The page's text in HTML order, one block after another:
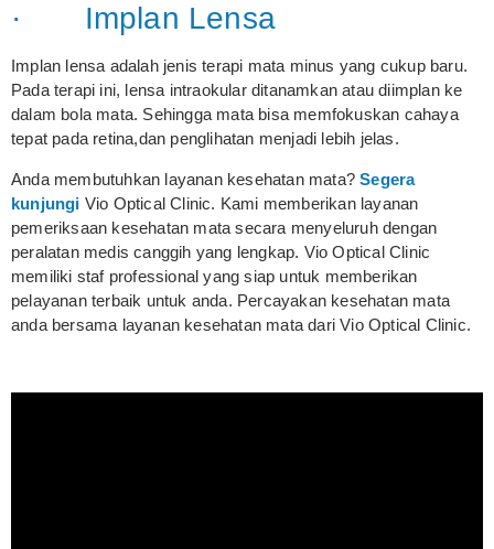
· Implan Lensa
Implan lensa adalah jenis terapi mata minus yang cukup baru.
Pada terapi ini, lensa intraokular ditanamkan atau diimplan ke
dalam bola mata. Sehingga mata bisa memfokuskan cahaya
tepat pada retina,dan penglihatan menjadi lebih jelas.
Anda membutuhkan layanan kesehatan mata?Segera
kunjungi Vio Optical Clinic. Kami memberikan layanan
pemeriksaan kesehatan mata secara menyeluruh dengan
peralatan medis canggih yang lengkap. Vio Optical Clinic
memiliki staf professional yang siap untuk memberikan
pelayanan terbaik untuk anda. Percayakan kesehatan mata
anda bersama layanan kesehatan mata dari Vio Optical Clinic.